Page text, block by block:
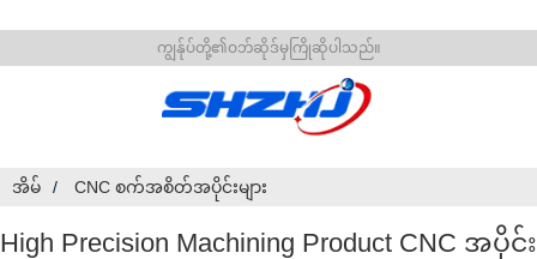
ကျွန်ုပ်တို့၏ဝဘ်ဆိုဒ်မှကြိုဆိုပါသည်။
အိမ် CNC စက်အစိတ်အပိုင်းများ
High Precision Machining Product CNC အပိုင်း